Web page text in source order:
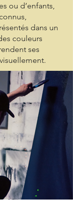
ou d’enfants,
dans un
couleurs
ses